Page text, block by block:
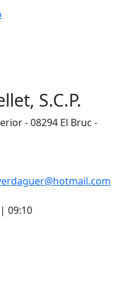
S.C.P.
- 08294 El Bruc -
09:10